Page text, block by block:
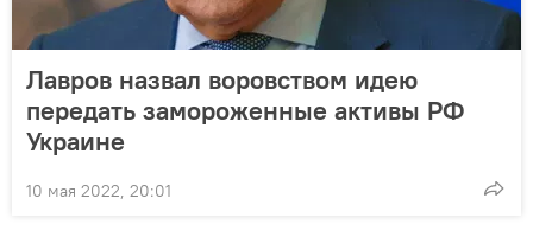
Лавров назвал воровством идею
передать замороженные активы РФ
Украине
10 мая 2022, 20:01